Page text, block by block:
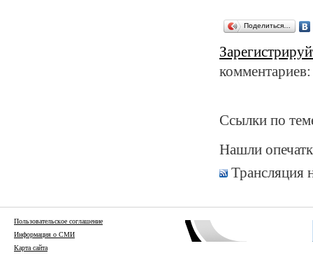
Поделиться…
Ссылки по
Нашли
Трансляция
Пользовательское соглашение
Информация о СМИ
Карта сайта